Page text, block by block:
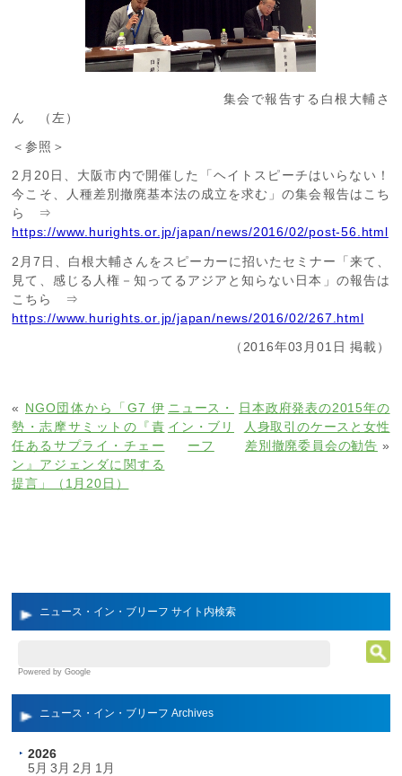
ニュース・イン・ブリーフ サイト内検索
Powered by Google
ニュース・イン・ブリーフ Archives
2026
5月 3月 2月 1月
集会で報告する白根大輔さ
ん （左）
＜参照＞
2月20日、大阪市内で開催した「ヘイトスピーチはいらない！
今こそ、人種差別撤廃基本法の成立を求む」の集会報告はこち
ら ⇒
https://www.hurights.or.jp/japan/news/2016/02/post-56.html
2月7日、白根大輔さんをスピーカーに招いたセミナー「来て、
見て、感じる人権－知ってるアジアと知らない日本」の報告は
こちら ⇒
https://www.hurights.or.jp/japan/news/2016/02/267.html
（2016年03月01日 掲載）
« NGO団体から「G7 伊
勢・志摩サミットの『責
任あるサプライ・チェー
ン』アジェンダに関する
提言」（1月20日）
日本政府発表の2015年の
人身取引のケースと女性
差別撤廃委員会の勧告 »
ニュース・
イン・ブリ
ーフ